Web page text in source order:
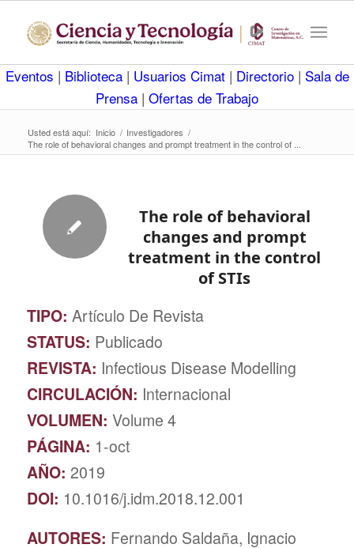
Eventos | Biblioteca | Usuarios Cimat | Directorio | Sala de
Prensa | Ofertas de Trabajo
Usted está aquí: Inicio / Investigadores /
The role of behavioral changes and prompt treatment in the control of ...
The role of behavioral
changes and prompt
treatment in the control
of STIs
TIPO: Artículo De Revista
STATUS: Publicado
REVISTA: Infectious Disease Modelling
CIRCULACIÓN: Internacional
VOLUMEN: Volume 4
PÁGINA: 1-oct
AÑO: 2019
DOI: 10.1016/j.idm.2018.12.001
AUTORES: Fernando Saldaña, Ignacio